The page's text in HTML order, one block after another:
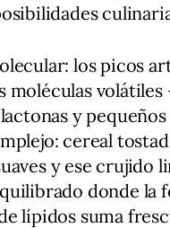
los picos
moléculas
y
cereal
y ese crujido
donde la
lípidos suma